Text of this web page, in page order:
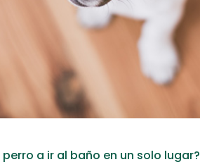
a ir al baño en un solo lugar?